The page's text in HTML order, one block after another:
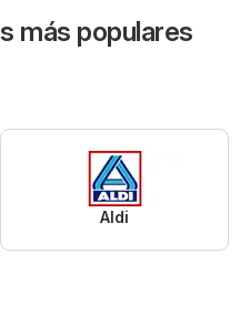
más populares
Aldi